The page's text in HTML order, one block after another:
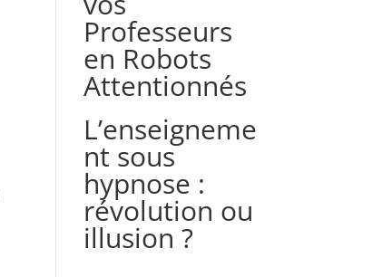
Professeurs
en Robots
Attentionnés
L’enseigneme
nt sous
hypnose :
révolution ou
illusion ?